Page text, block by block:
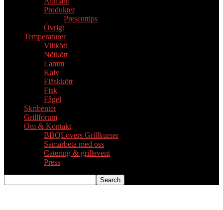
Produkter
Presenttips
Övrigt
Temperaturer
Viltkött
Nötkött
Lamm
Kalv
Fläskkött
Fisk
Fågel
Skribenter
Grillforum
Om & Kontakt
BBQLovers Grillkurser
Samarbeta med oss
Catering & grillevent
Press